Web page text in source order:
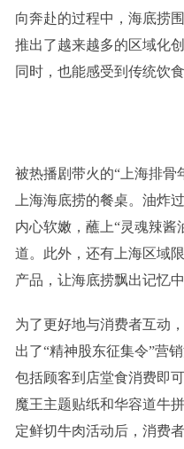
向奔赴的过程中，海底捞
推出了越来越多的区域化
同时，也能感受到传统饮
被热播剧带火的“上海排骨
上海海底捞的餐桌。油炸
内心软嫩，蘸上“灵魂辣酱
道。此外，还有上海区域
产品，让海底捞飘出记忆
为了更好地与消费者互动
出了“精神股东征集令”营
包括顾客到店堂食消费即
魔王主题贴纸和华容道牛
定鲜切牛肉活动后，消费